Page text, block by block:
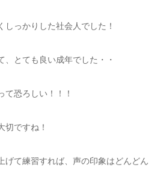
しっかりした社会人でした！
、とても良い成年でした・・
て恐ろしい！！！
切ですね！
げて練習すれば、声の印象はどんどん